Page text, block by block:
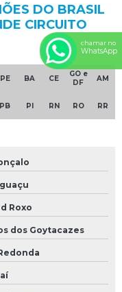
DO BRASIL
CIRCUITO
PE BA CE
GO e
DF
AM
PB PI RN RO RR
Roxo
dos Goytacazes
chamar no
WhatsApp